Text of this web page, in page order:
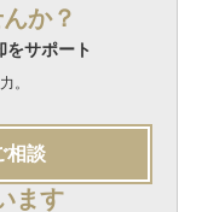
か？
サポート
。
相談
ます